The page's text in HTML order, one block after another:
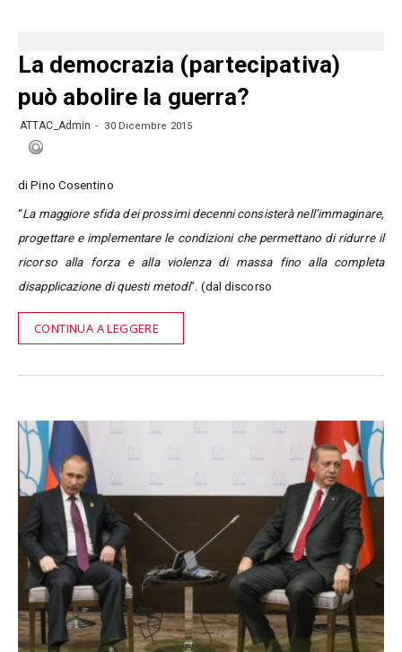
La democrazia (partecipativa)
può abolire la guerra?
ATTAC_Admin 30 Dicembre 2015
di Pino Cosentino
“La maggiore sfida dei prossimi decenni consisterà nell’immaginare,
progettare e implementare le condizioni che permettano di ridurre il
ricorso alla forza e alla violenza di massa fino alla completa
disapplicazione di questi metodi”. (dal discorso
CONTINUA A LEGGERE